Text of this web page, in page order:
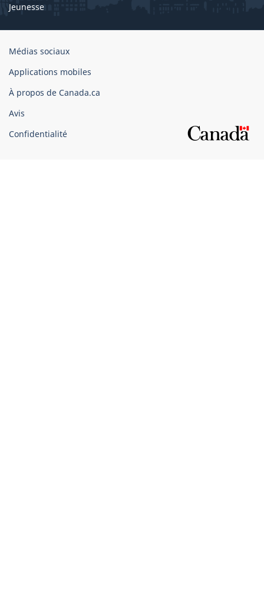
Jeunesse
Organisation
gouvernement
du
Canada
Médias sociaux
Applications mobiles
À propos de Canada.ca
Avis
Confidentialité